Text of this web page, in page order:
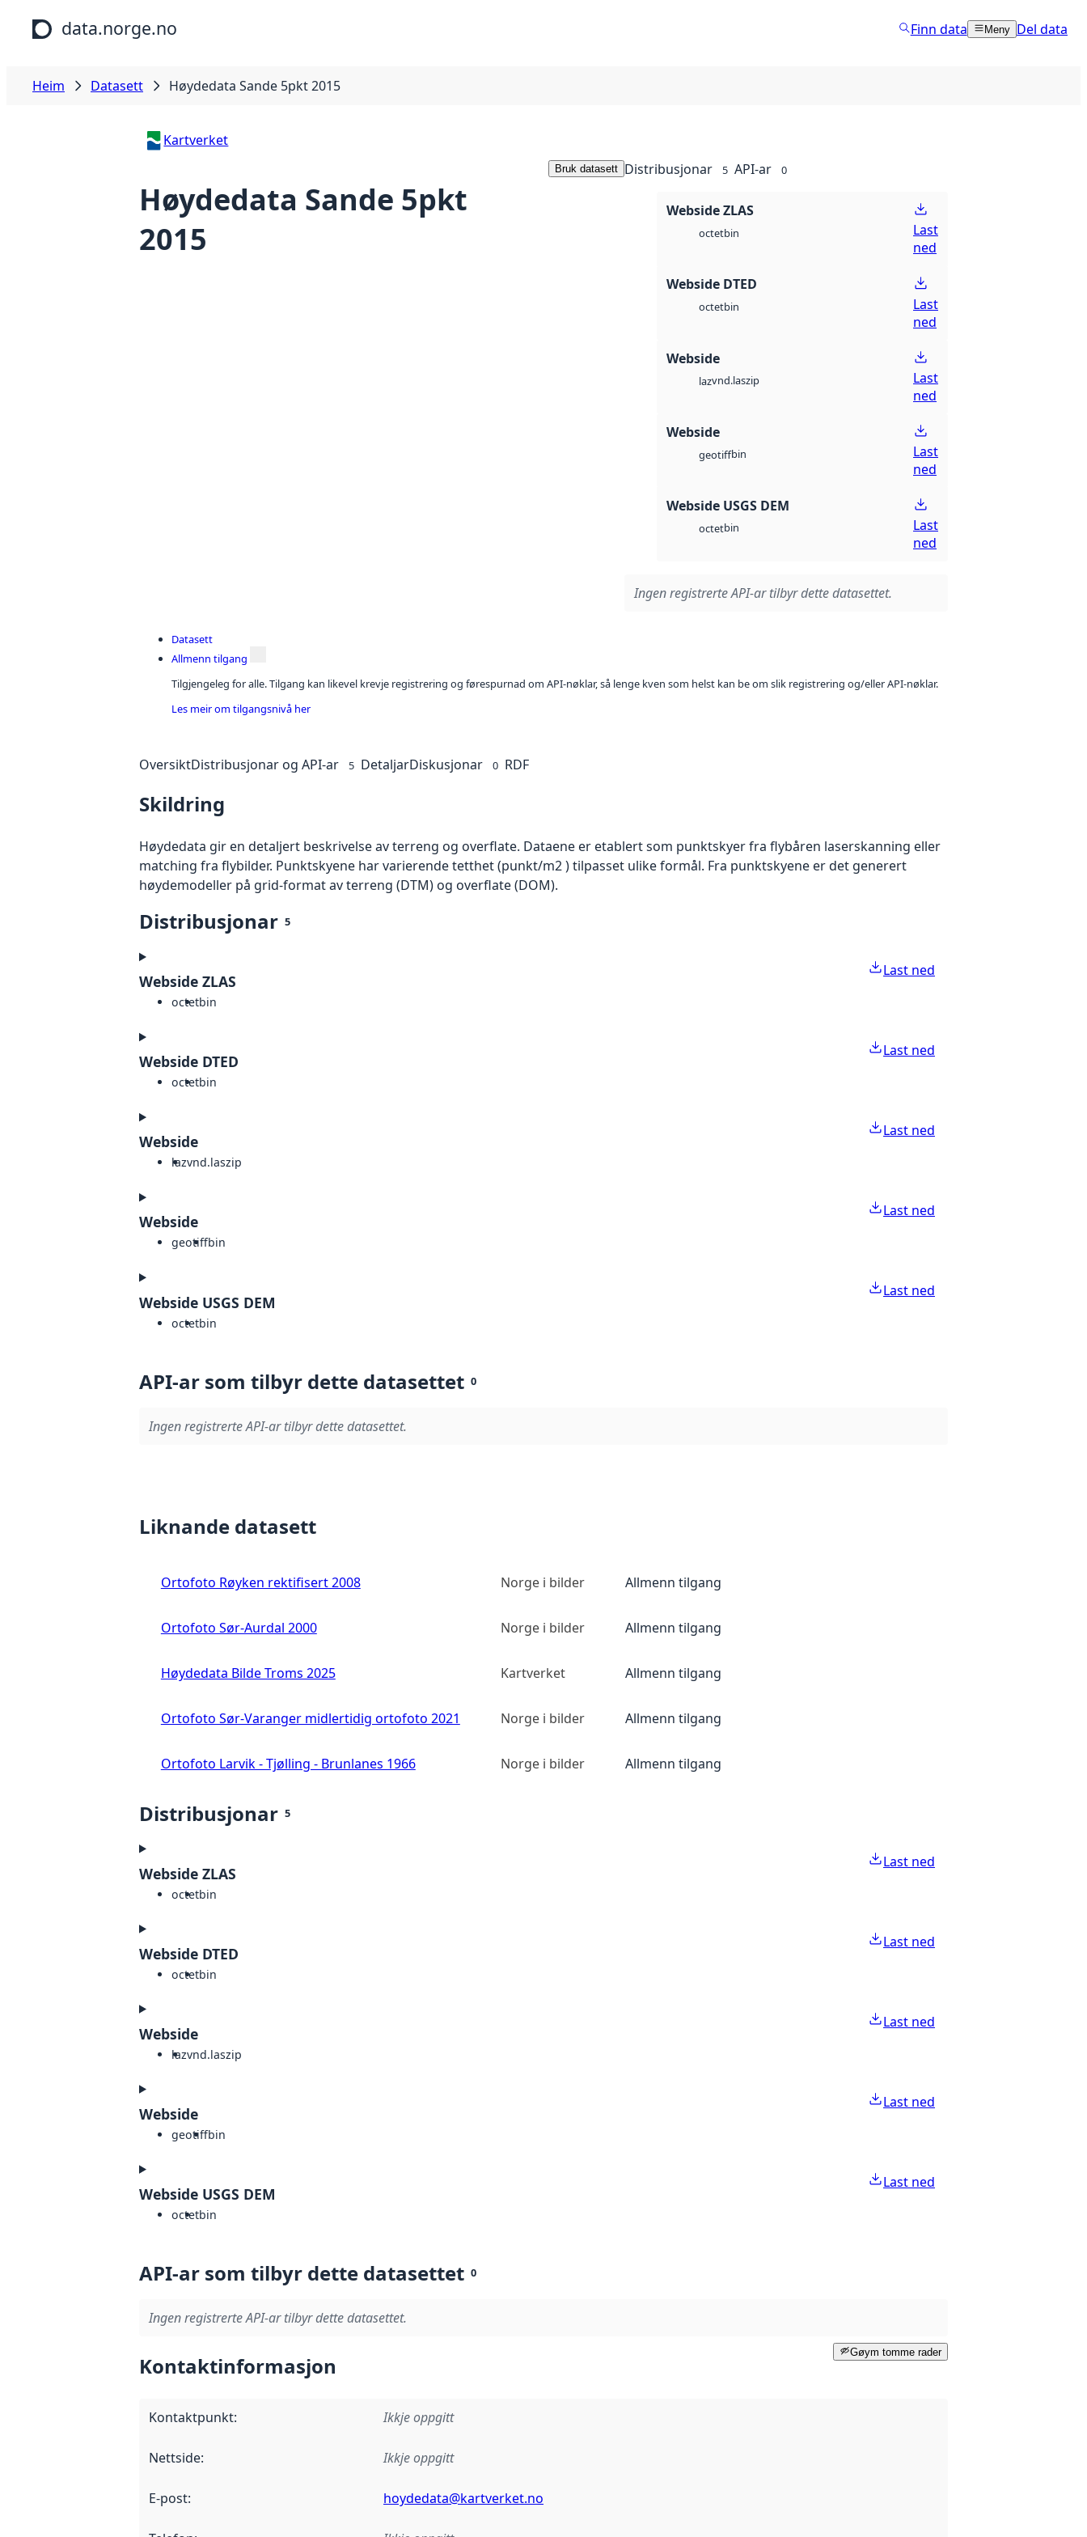
Hopp til hovudinnhald
data.norge.no Finn data Meny Del data
Heim Datasett Høydedata Sande 5pkt 2015
Kartverket
Høydedata Sande 5pkt
2015
Bruk datasett Distribusjonar 5 API-ar 0
Webside ZLAS
octetbin
Last
ned
Webside DTED
octetbin
Last
ned
Webside
lazvnd.laszip
Last
ned
Webside
geotiffbin
Last
ned
Webside USGS DEM
octetbin
Last
ned
Ingen registrerte API-ar tilbyr dette datasettet.
Datasett
Allmenn tilgang
Tilgjengeleg for alle. Tilgang kan likevel krevje registrering og førespurnad om API-nøklar, så lenge kven som helst kan be om slik registrering og/eller API-nøklar.
Les meir om tilgangsnivå her
OversiktDistribusjonar og API-ar 5 DetaljarDiskusjonar 0 RDF
Skildring
Høydedata gir en detaljert beskrivelse av terreng og overflate. Dataene er etablert som punktskyer fra flybåren laserskanning eller
matching fra flybilder. Punktskyene har varierende tetthet (punkt/m2 ) tilpasset ulike formål. Fra punktskyene er det generert
høydemodeller på grid-format av terreng (DTM) og overflate (DOM).
Distribusjonar 5
Webside ZLAS
octetbin
Last ned
Webside DTED
octetbin
Last ned
Webside
lazvnd.laszip
Last ned
Webside
geotiffbin
Last ned
Webside USGS DEM
octetbin
Last ned
API-ar som tilbyr dette datasettet 0
Ingen registrerte API-ar tilbyr dette datasettet.
Liknande datasett
Ortofoto Røyken rektifisert 2008 Norge i bilder Allmenn tilgang
Ortofoto Sør-Aurdal 2000 Norge i bilder Allmenn tilgang
Høydedata Bilde Troms 2025 Kartverket Allmenn tilgang
Ortofoto Sør-Varanger midlertidig ortofoto 2021 Norge i bilder Allmenn tilgang
Ortofoto Larvik - Tjølling - Brunlanes 1966 Norge i bilder Allmenn tilgang
Distribusjonar 5
Webside ZLAS
octetbin
Last ned
Webside DTED
octetbin
Last ned
Webside
lazvnd.laszip
Last ned
Webside
geotiffbin
Last ned
Webside USGS DEM
octetbin
Last ned
API-ar som tilbyr dette datasettet 0
Ingen registrerte API-ar tilbyr dette datasettet.
Gøym tomme rader
Kontaktinformasjon
Kontaktpunkt: Ikkje oppgitt
Nettside: Ikkje oppgitt
E-post: hoydedata@kartverket.no